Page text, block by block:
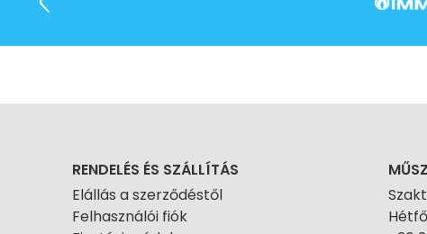
RENDELÉS ÉS SZÁLLÍTÁS
Elállás a szerződéstől
Felhasználói fiók